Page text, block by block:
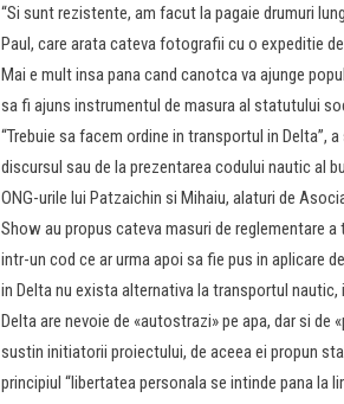
“Si sunt rezistente, am facut la pagaie drumuri
Paul, care arata cateva fotografii cu o expeditie
Mai e mult insa pana cand canotca va ajunge
sa fi ajuns instrumentul de masura al statutului
“Trebuie sa facem ordine in transportul in Delta”,
discursul sau de la prezentarea codului nautic al
ONG-urile lui Patzaichin si Mihaiu, alaturi de
Show au propus cateva masuri de reglementare
intr-un cod ce ar urma apoi sa fie pus in aplicare
in Delta nu exista alternativa la transportul
Delta are nevoie de «autostrazi» pe apa, dar si
sustin initiatorii proiectului, de aceea ei propun
principiul “libertatea personala se intinde pana la